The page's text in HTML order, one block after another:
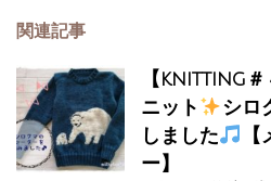
関連記事
【knitting＃
ニット
シロ
しました
ー】